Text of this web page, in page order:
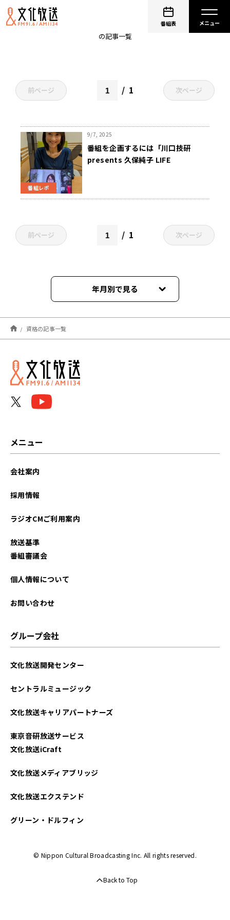
番組表
の記事一覧
前ページ 1 次ページ
番組レポ
9/7, 2025
番組を企画するには「川口技研
presents 久保純子 LIFE
前ページ 1 次ページ
年月別で見る
2025年09月
2025年05月
2024年09月
資格の記事一覧
メニュー
会社案内
採用情報
ラジオCMご利用案内
放送基準
番組審議会
個人情報について
お問い合わせ
グループ会社
文化放送開発センター
セントラルミュージック
文化放送キャリアパートナーズ
東京音研放送サービス
文化放送iCraft
文化放送メディアブリッジ
文化放送エクステンド
グリーン・ドルフィン
© Nippon Cultural Broadcasting Inc. All rights reserved.
Back to Top